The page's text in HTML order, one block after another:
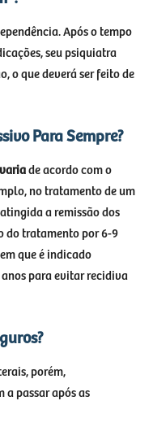
Após o tempo
seu psiquiatra
o que deverá ser feito de
Para Sempre?
variade acordo com o
no tratamento de um
a remissão dos
do tratamento por 6-9
que é indicado
para evitar recidiva
porém,
a passar após as